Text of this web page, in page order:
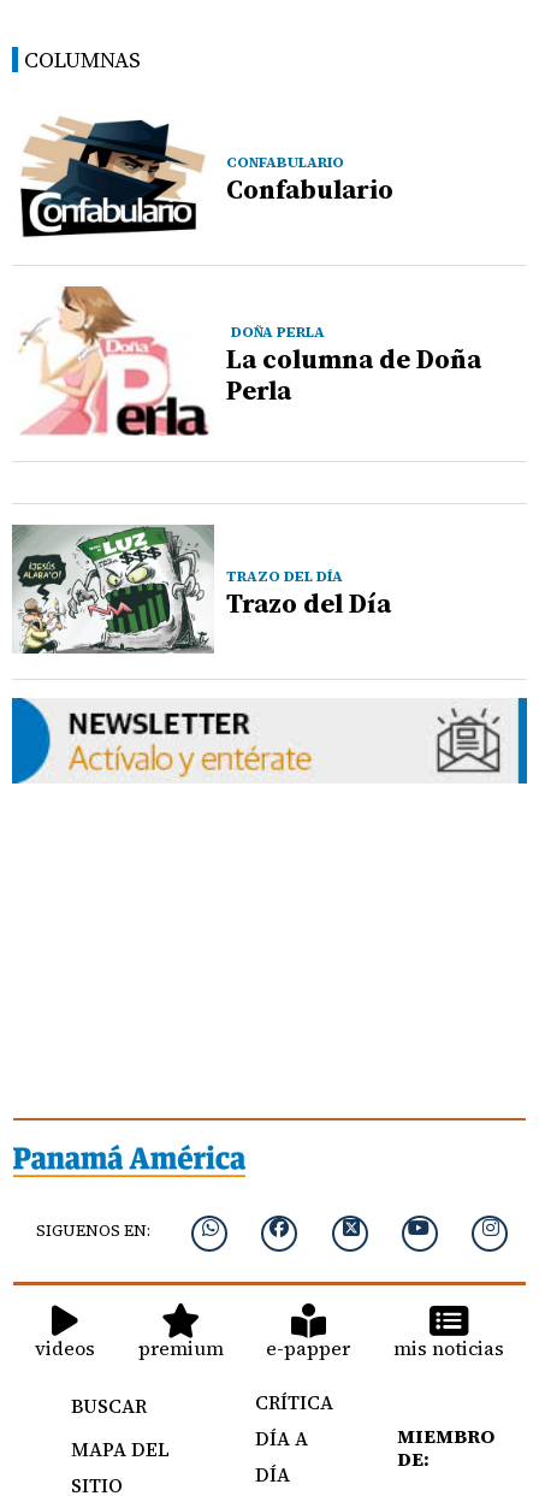
COLUMNAS
CONFABULARIO
Confabulario
DOÑA PERLA
La columna de Doña
Perla
TRAZO DEL DÍA
Trazo del Día
SIGUENOS EN:
videos premium e-papper mis noticias
BUSCAR
MAPA DEL
SITIO
CRÍTICA
DÍA A
DÍA
MIEMBRO
DE: